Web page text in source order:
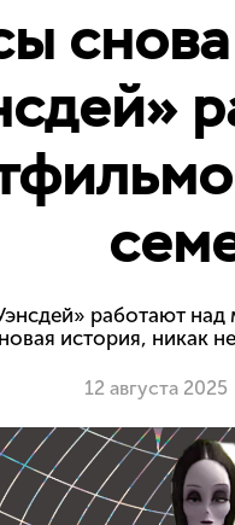
работают
история, никак
12 августа 2025